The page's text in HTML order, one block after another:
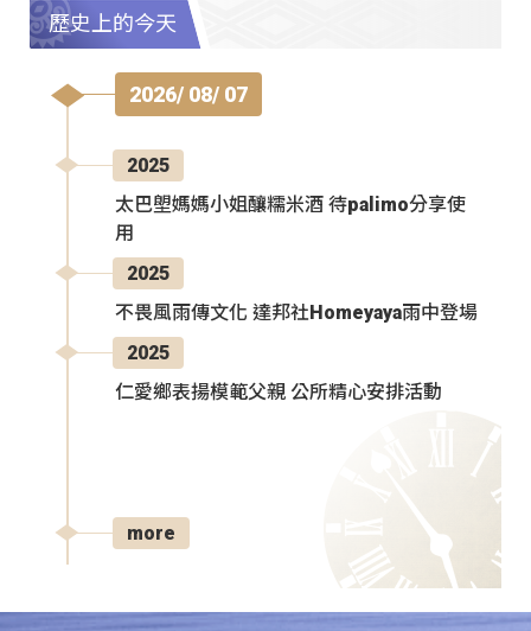
歷史上的今天
2026/ 08/ 07
2025
太巴塱媽媽小姐釀糯米酒 待palimo分享使
用
2025
不畏風雨傳文化 達邦社Homeyaya雨中登場
2025
仁愛鄉表揚模範父親 公所精心安排活動
more